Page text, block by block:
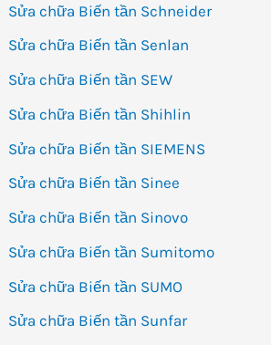
Sửa chữa Biến tần Schneider
Sửa chữa Biến tần Senlan
Sửa chữa Biến tần SEW
Sửa chữa Biến tần Shihlin
Sửa chữa Biến tần SIEMENS
Sửa chữa Biến tần Sinee
Sửa chữa Biến tần Sinovo
Sửa chữa Biến tần Sumitomo
Sửa chữa Biến tần SUMO
Sửa chữa Biến tần Sunfar